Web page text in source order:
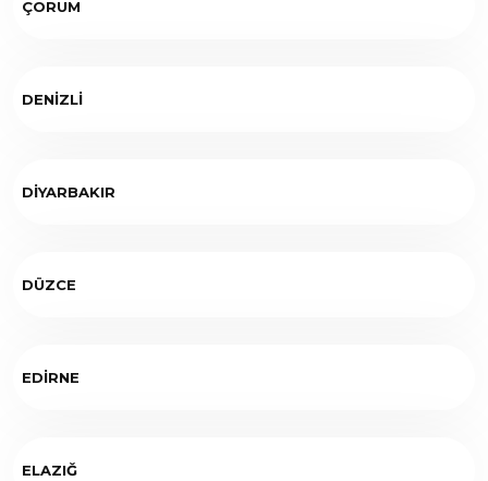
ÇORUM
DENİZLİ
DİYARBAKIR
DÜZCE
EDİRNE
ELAZIĞ